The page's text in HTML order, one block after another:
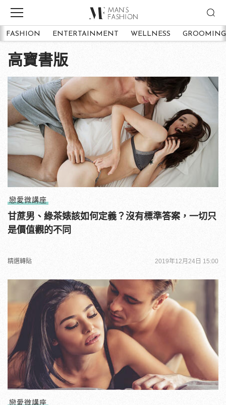
FASHION ENTERTAINMENT WELLNESS GROOMING
高寶書版
戀愛微講座
甘蔗男、綠茶婊該如何定義？沒有標準答案，一切只
是價值觀的不同
精選轉貼 2019年12月24日 15:00
戀愛微講座